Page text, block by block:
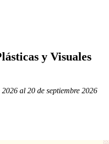
y Visuales
al 20 de septiembre 2026